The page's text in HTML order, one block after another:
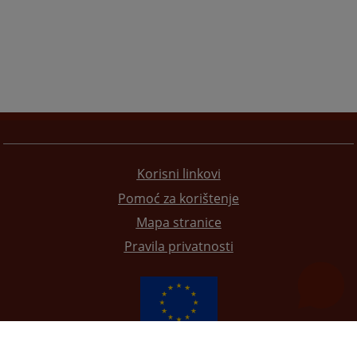
Korisni linkovi
Pomoć za korištenje
Mapa stranice
Pravila privatnosti